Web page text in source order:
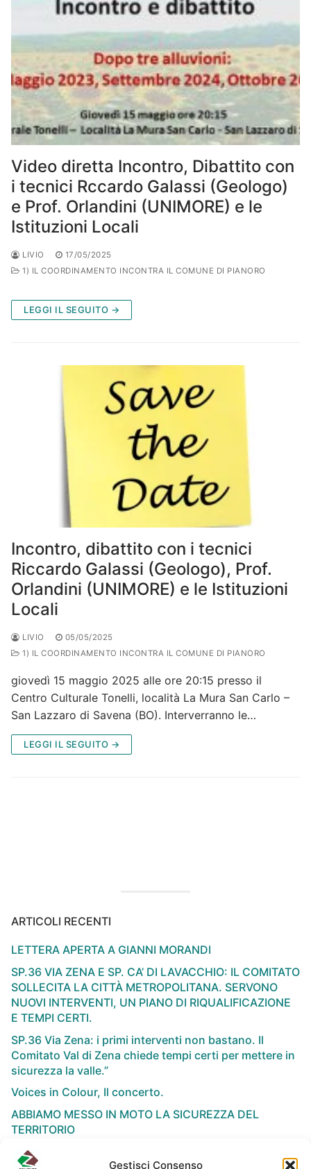
Gestisci Consenso
Video diretta Incontro, Dibattito con
i tecnici Rccardo Galassi (Geologo)
e Prof. Orlandini (UNIMORE) e le
Istituzioni Locali
LIVIO
17/05/2025
1) IL COORDINAMENTO INCONTRA IL COMUNE DI PIANORO
LEGGI IL SEGUITO →
Incontro, dibattito con i tecnici
Riccardo Galassi (Geologo), Prof.
Orlandini (UNIMORE) e le Istituzioni
Locali
LIVIO
05/05/2025
1) IL COORDINAMENTO INCONTRA IL COMUNE DI PIANORO
giovedì 15 maggio 2025 alle ore 20:15 presso il
Centro Culturale Tonelli, località La Mura San Carlo –
San Lazzaro di Savena (BO). Interverranno le…
LEGGI IL SEGUITO →
ARTICOLI RECENTI
LETTERA APERTA A GIANNI MORANDI
SP.36 VIA ZENA E SP. CA’ DI LAVACCHIO: IL COMITATO
SOLLECITA LA CITTÀ METROPOLITANA. SERVONO
NUOVI INTERVENTI, UN PIANO DI RIQUALIFICAZIONE
E TEMPI CERTI.
SP.36 Via Zena: i primi interventi non bastano. Il
Comitato Val di Zena chiede tempi certi per mettere in
sicurezza la valle.”
Voices in Colour, Il concerto.
ABBIAMO MESSO IN MOTO LA SICUREZZA DEL
TERRITORIO